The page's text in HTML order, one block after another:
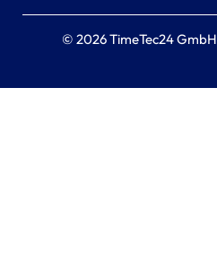
© 2026 TimeTec24 GmbH